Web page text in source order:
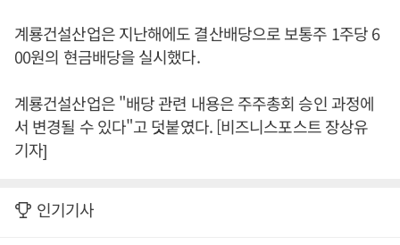
계룡건설산업은 지난해에도 결산배당으로 보통주 1주당 6
00원의 현금배당을 실시했다.
계룡건설산업은 "배당 관련 내용은 주주총회 승인 과정에
서 변경될 수 있다"고 덧붙였다. [비즈니스포스트 장상유
기자]
인기기사